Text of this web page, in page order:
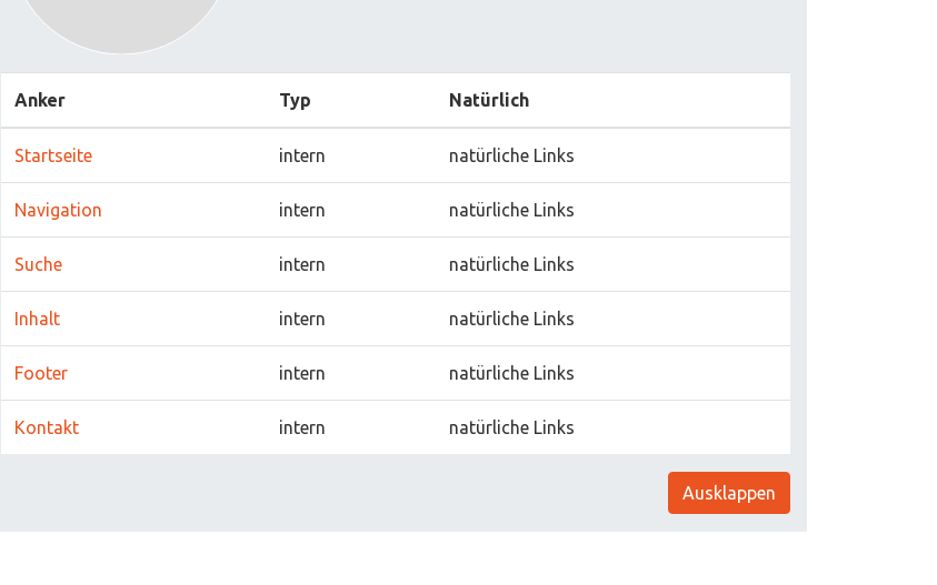
Anker Typ Natürlich
Startseite intern natürliche Links
Navigation intern natürliche Links
Suche intern natürliche Links
Inhalt intern natürliche Links
Footer intern natürliche Links
Kontakt intern natürliche Links
Ausklappen